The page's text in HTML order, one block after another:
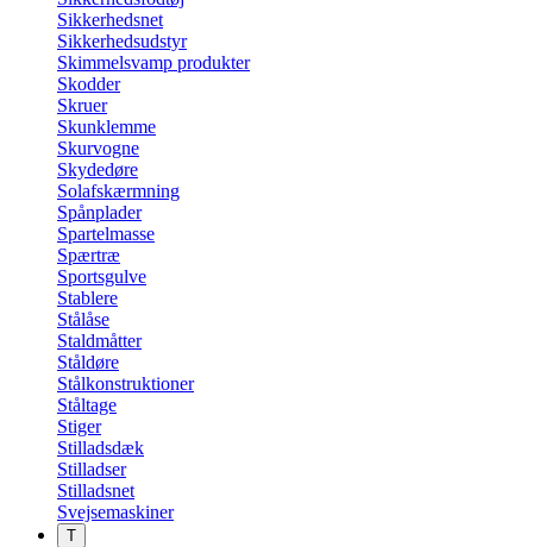
Sikkerhedsnet
Sikkerhedsudstyr
Skimmelsvamp produkter
Skodder
Skruer
Skunklemme
Skurvogne
Skydedøre
Solafskærmning
Spånplader
Spartelmasse
Spærtræ
Sportsgulve
Stablere
Stålåse
Staldmåtter
Ståldøre
Stålkonstruktioner
Ståltage
Stiger
Stilladsdæk
Stilladser
Stilladsnet
Svejsemaskiner
T